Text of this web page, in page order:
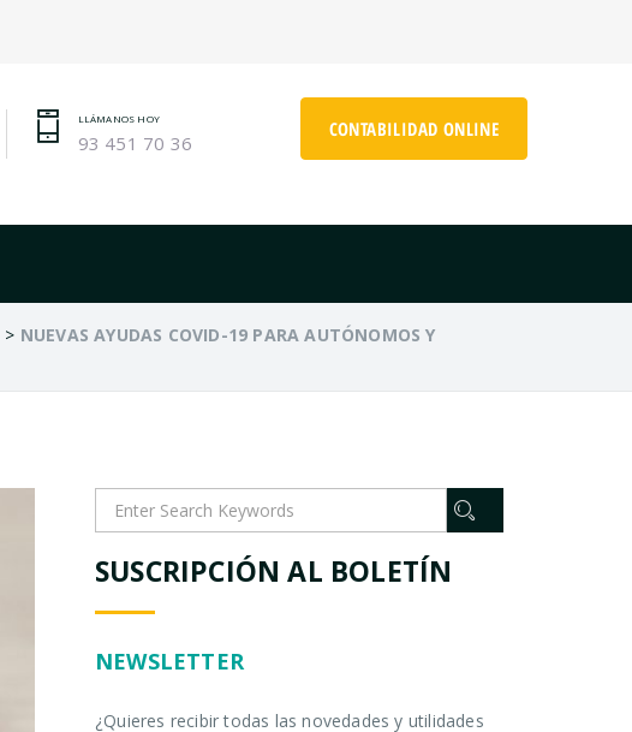
CONTABILIDAD ONLINE
LLÁMANOS HOY
93 451 70 36
> NUEVAS AYUDAS COVID-19 PARA AUTÓNOMOS Y
SUSCRIPCIÓN AL BOLETÍN
NEWSLETTER
¿Quieres recibir todas las novedades y utilidades